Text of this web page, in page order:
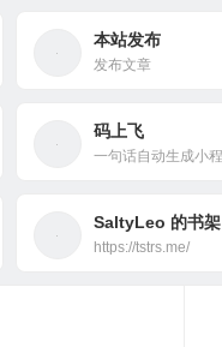
本站发布
发布文章
码上飞
SaltyLeo 的书架
https://tstrs.me/